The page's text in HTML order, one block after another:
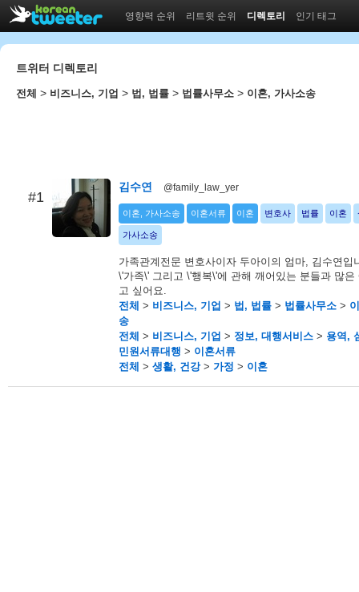
영향력 순위 리트윗 순위 디렉토리 인기 태그
트위터 디렉토리
전체 > 비즈니스, 기업 > 법, 법률 > 법률사무소 > 이혼, 가사소송
#1
김수연 @family_law_yer
이혼, 가사소송 이혼서류 이혼 변호사 법률 이혼
가사소송
가족관계전문 변호사이자 두아이의 엄마, 김수연입
\'가족\' 그리고 \'행복\'에 관해 깨어있는 분들과 많은
고 싶어요.
전체 > 비즈니스, 기업 > 법, 법률 > 법률사무소 >
송
전체 > 비즈니스, 기업 > 정보, 대행서비스 > 용역,
민원서류대행 > 이혼서류
전체 > 생활, 건강> 가정 > 이혼